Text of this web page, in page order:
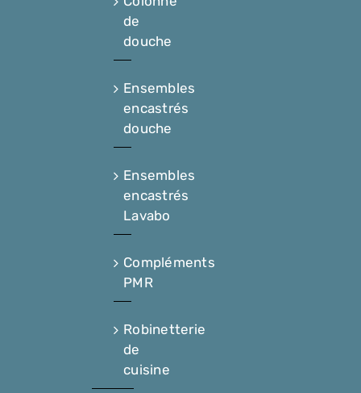
de
douche
Ensembles
encastrés
douche
Ensembles
encastrés
Lavabo
Compléments
PMR
Robinetterie
de
cuisine